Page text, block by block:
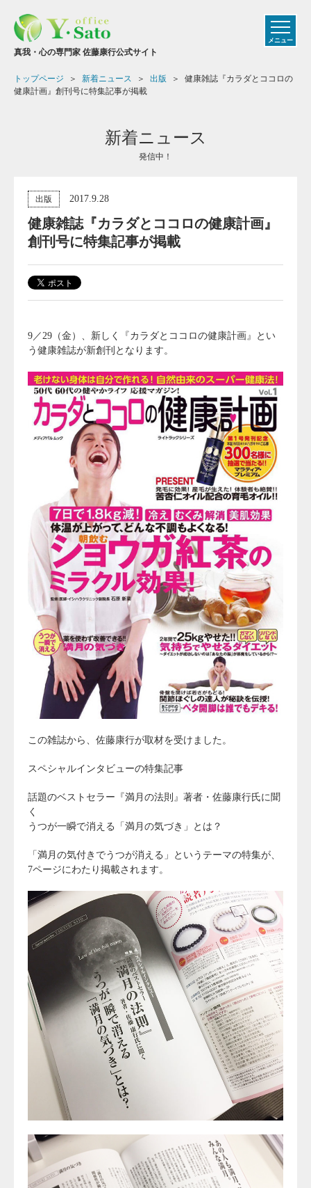
真我・心の専門家 佐藤康行公式サイト
メニュー
トップページ 新着ニュース 出版
健康雑誌『カラダとココロの
健康計画』創刊号に特集記事が掲載
新着ニュース
発信中！
出版 2017.9.28
健康雑誌『カラダとココロの健康計画』
創刊号に特集記事が掲載
9／29（金）、新しく『カラダとココロの健康計画』とい
う健康雑誌が新創刊となります。
この雑誌から、佐藤康行が取材を受けました。
スペシャルインタビューの特集記事
話題のベストセラー『満月の法則』著者・佐藤康行氏に聞
く
うつが一瞬で消える「満月の気づき」とは？
「満月の気付きでうつが消える」というテーマの特集が、
7ページにわたり掲載されます。